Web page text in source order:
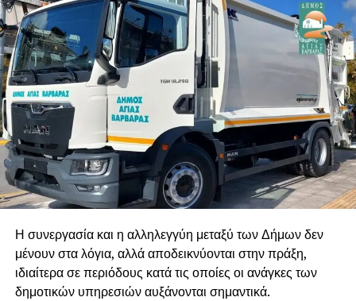
Η συνεργασία και η αλληλεγγύη μεταξύ των Δήμων δεν
μένουν στα λόγια, αλλά αποδεικνύονται στην πράξη,
ιδιαίτερα σε περιόδους κατά τις οποίες οι ανάγκες των
δημοτικών υπηρεσιών αυξάνονται σημαντικά.